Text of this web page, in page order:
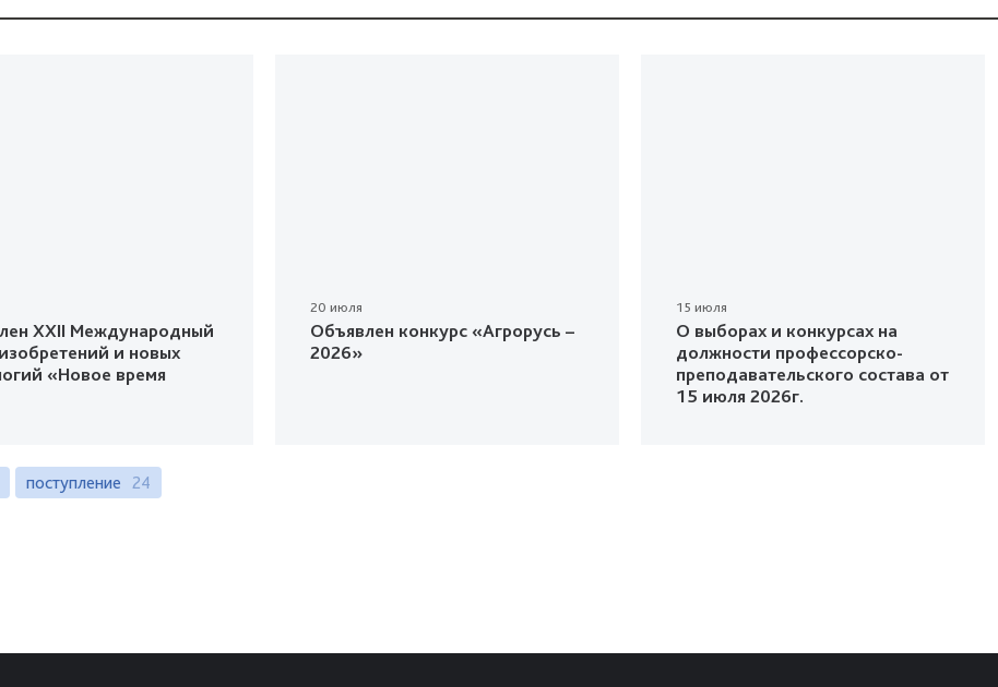
XXII Международный
и новых
«Новое время
20 июля
Объявлен конкурс «Агрорусь –
2026»
15 июля
О выборах и конкурсах на
должности профессорско-
преподавательского состава от
15 июля 2026г.
поступление 24